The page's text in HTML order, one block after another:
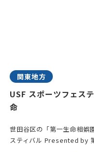
関東地方
USF スポーツフェス
命
世田谷区の「第一生命相娯
スティバル Presented by